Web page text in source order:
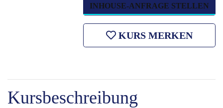
INHOUSE-ANFRAGE STELLEN
KURS MERKEN
Kursbeschreibung